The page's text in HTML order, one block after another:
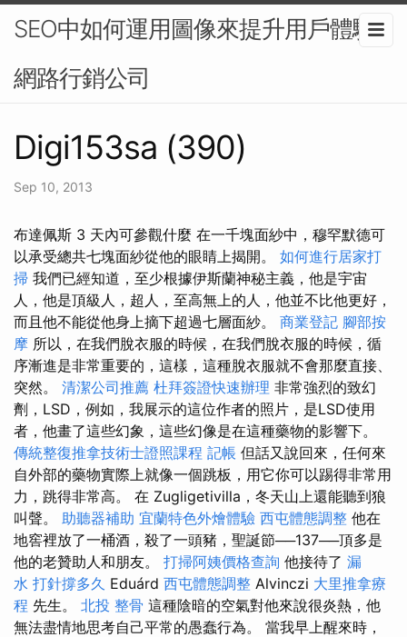
SEO中如何運用圖像來提升用戶體驗-
網路行銷公司
Digi153sa (390)
Sep 10, 2013
布達佩斯 3 天內可參觀什麼 在一千塊面紗中，穆罕默德可
以承受總共七塊面紗從他的眼睛上揭開。 如何進行居家打
掃 我們已經知道，至少根據伊斯蘭神秘主義，他是宇宙
人，他是頂級人，超人，至高無上的人，他並不比他更好，
而且他不能從他身上摘下超過七層面紗。 商業登記 腳部按
摩 所以，在我們脫衣服的時候，在我們脫衣服的時候，循
序漸進是非常重要的，這樣，這種脫衣服就不會那麼直接、
突然。 清潔公司推薦 杜拜簽證快速辦理 非常強烈的致幻
劑，LSD，例如，我展示的這位作者的照片，是LSD使用
者，他畫了這些幻象，這些幻像是在這種藥物的影響下。
傳統整復推拿技術士證照課程 記帳 但話又說回來，任何來
自外部的藥物實際上就像一個跳板，用它你可以踢得非常用
力，跳得非常高。 在 Zugligetivilla，冬天山上還能聽到狼
叫聲。 助聽器補助 宜蘭特色外燴體驗 西屯體態調整 他在
地窖裡放了一桶酒，殺了一頭豬，聖誕節──137──頂多是
他的老贊助人和朋友。 打掃阿姨價格查詢 他接待了 漏
水 打針撐多久 Eduárd 西屯體態調整 Alvinczi 大里推拿療
程 先生。 北投 整骨 這種陰暗的空氣對他來說很炎熱，他
無法盡情地思考自己平常的愚蠢行為。 當我早上醒來時，